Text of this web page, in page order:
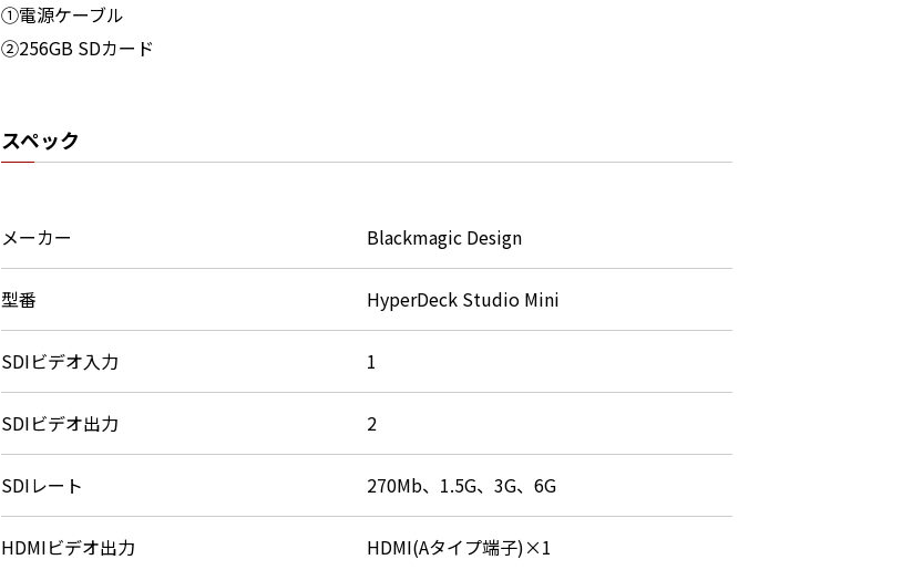
①電源ケーブル
②256GB SDカード
スペック
メーカー Blackmagic Design
型番 HyperDeck Studio Mini
SDIビデオ入力 1
SDIビデオ出力 2
SDIレート 270Mb、1.5G、3G、6G
HDMIビデオ出力 HDMI(Aタイプ端子)×1